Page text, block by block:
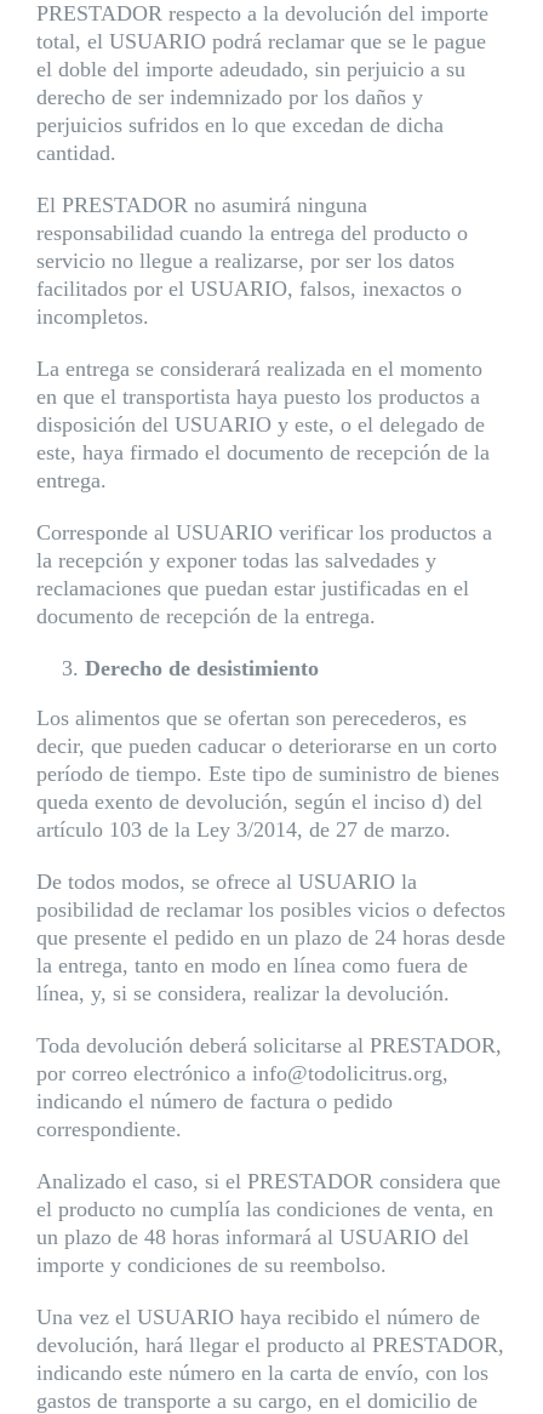
PRESTADOR respecto a la devolución del importe
total, el USUARIO podrá reclamar que se le pague
el doble del importe adeudado, sin perjuicio a su
derecho de ser indemnizado por los daños y
perjuicios sufridos en lo que excedan de dicha
cantidad.
El PRESTADOR no asumirá ninguna
responsabilidad cuando la entrega del producto o
servicio no llegue a realizarse, por ser los datos
facilitados por el USUARIO, falsos, inexactos o
incompletos.
La entrega se considerará realizada en el momento
en que el transportista haya puesto los productos a
disposición del USUARIO y este, o el delegado de
este, haya firmado el documento de recepción de la
entrega.
Corresponde al USUARIO verificar los productos a
la recepción y exponer todas las salvedades y
reclamaciones que puedan estar justificadas en el
documento de recepción de la entrega.
Derecho de desistimiento
Los alimentos que se ofertan son perecederos, es
decir, que pueden caducar o deteriorarse en un corto
período de tiempo. Este tipo de suministro de bienes
queda exento de devolución, según el inciso d) del
artículo 103 de la Ley 3/2014, de 27 de marzo.
De todos modos, se ofrece al USUARIO la
posibilidad de reclamar los posibles vicios o defectos
que presente el pedido en un plazo de 24 horas desde
la entrega, tanto en modo en línea como fuera de
línea, y, si se considera, realizar la devolución.
Toda devolución deberá solicitarse al PRESTADOR,
por correo electrónico a info@todolicitrus.org,
indicando el número de factura o pedido
correspondiente.
Analizado el caso, si el PRESTADOR considera que
el producto no cumplía las condiciones de venta, en
un plazo de 48 horas informará al USUARIO del
importe y condiciones de su reembolso.
Una vez el USUARIO haya recibido el número de
devolución, hará llegar el producto al PRESTADOR,
indicando este número en la carta de envío, con los
gastos de transporte a su cargo, en el domicilio de